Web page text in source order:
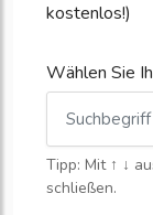
kostenlos!)
Wählen Sie
Tipp: Mit ↑ ↓
schließen.